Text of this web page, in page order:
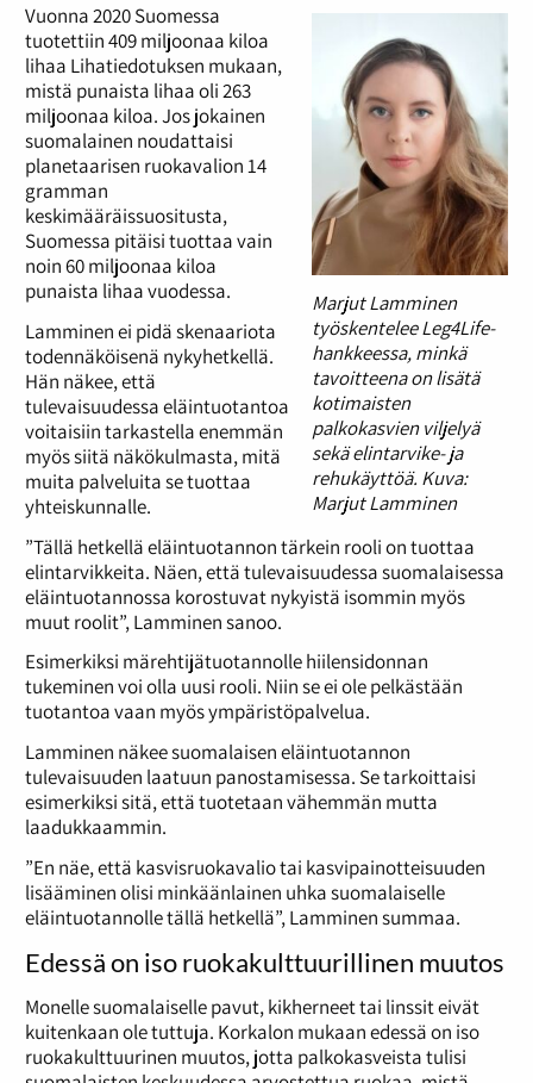
Marjut Lamminen
työskentelee Leg4Life-
hankkeessa, minkä
tavoitteena on lisätä
kotimaisten
palkokasvien viljelyä
sekä elintarvike- ja
rehukäyttöä. Kuva:
Marjut Lamminen
Vuonna 2020 Suomessa
tuotettiin 409 miljoonaa kiloa
lihaa Lihatiedotuksen mukaan,
mistä punaista lihaa oli 263
miljoonaa kiloa. Jos jokainen
suomalainen noudattaisi
planetaarisen ruokavalion 14
gramman
keskimääräissuositusta,
Suomessa pitäisi tuottaa vain
noin 60 miljoonaa kiloa
punaista lihaa vuodessa.
Lamminen ei pidä skenaariota
todennäköisenä nykyhetkellä.
Hän näkee, että
tulevaisuudessa eläintuotantoa
voitaisiin tarkastella enemmän
myös siitä näkökulmasta, mitä
muita palveluita se tuottaa
yhteiskunnalle.
”Tällä hetkellä eläintuotannon tärkein rooli on tuottaa
elintarvikkeita. Näen, että tulevaisuudessa suomalaisessa
eläintuotannossa korostuvat nykyistä isommin myös
muut roolit”, Lamminen sanoo.
Esimerkiksi märehtijätuotannolle hiilensidonnan
tukeminen voi olla uusi rooli. Niin se ei ole pelkästään
tuotantoa vaan myös ympäristöpalvelua.
Lamminen näkee suomalaisen eläintuotannon
tulevaisuuden laatuun panostamisessa. Se tarkoittaisi
esimerkiksi sitä, että tuotetaan vähemmän mutta
laadukkaammin.
”En näe, että kasvisruokavalio tai kasvipainotteisuuden
lisääminen olisi minkäänlainen uhka suomalaiselle
eläintuotannolle tällä hetkellä”, Lamminen summaa.
Edessä on iso ruokakulttuurillinen muutos
Monelle suomalaiselle pavut, kikherneet tai linssit eivät
kuitenkaan ole tuttuja. Korkalon mukaan edessä on iso
ruokakulttuurinen muutos, jotta palkokasveista tulisi